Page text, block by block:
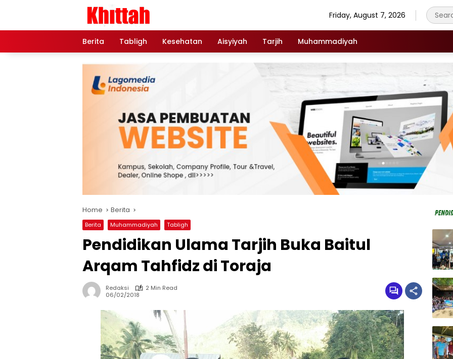
Friday, August 7, 2026
Berita Tabligh Kesehatan Aisyiyah Tarjih Muhammadiyah
Home Berita
Berita Muhammadiyah Tabligh
Pendidikan Ulama Tarjih Buka Baitul
Arqam Tahfidz di Toraja
Redaksi
2 Min Read
06/02/2018